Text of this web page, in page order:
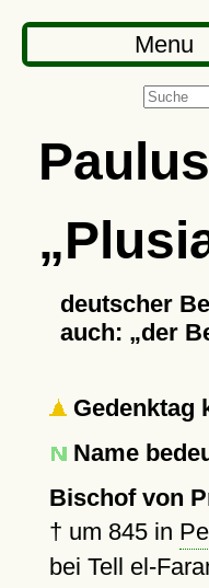
Menu
Paulus
deutscher
auch:
der
Gedenktag
Name
Bischof von
† um 845in
bei Tell el-